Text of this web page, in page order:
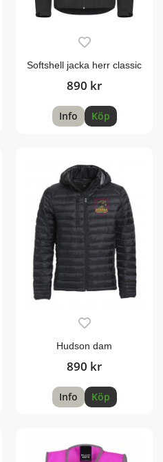
Softshell jacka herr classic
890 kr
Info Köp
Hudson dam
890 kr
Info Köp